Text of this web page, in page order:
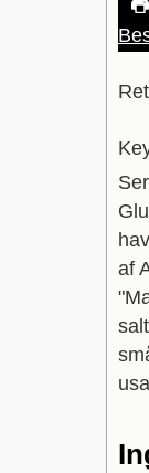
af